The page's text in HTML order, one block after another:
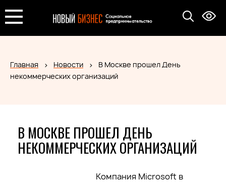
Главная Новости
В Москве прошел День
некоммерческих организаций
В МОСКВЕ ПРОШЕЛ ДЕНЬ
НЕКОММЕРЧЕСКИХ ОРГАНИЗАЦИЙ
Компания Microsoft в